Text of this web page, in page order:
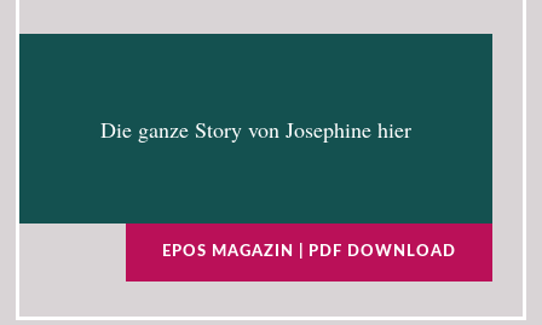
Die ganze Story von Josephine hier
EPOS MAGAZIN | PDF DOWNLOAD